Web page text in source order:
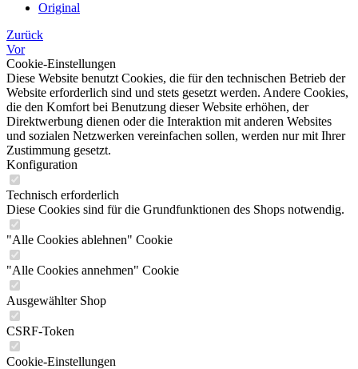
Original
Zurück
Vor
Cookie-Einstellungen
Diese Website benutzt Cookies, die für den technischen Betrieb der
Website erforderlich sind und stets gesetzt werden. Andere Cookies,
die den Komfort bei Benutzung dieser Website erhöhen, der
Direktwerbung dienen oder die Interaktion mit anderen Websites
und sozialen Netzwerken vereinfachen sollen, werden nur mit Ihrer
Zustimmung gesetzt.
Konfiguration
Technisch erforderlich
Diese Cookies sind für die Grundfunktionen des Shops notwendig.
"Alle Cookies ablehnen" Cookie
"Alle Cookies annehmen" Cookie
Ausgewählter Shop
CSRF-Token
Cookie-Einstellungen